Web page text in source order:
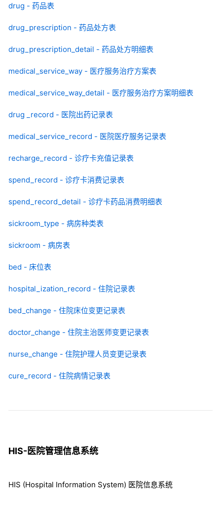
drug - 药品表
drug_prescription - 药品处方表
drug_prescription_detail - 药品处方明细表
medical_service_way - 医疗服务治疗方案表
medical_service_way_detail - 医疗服务治疗方案明细表
drug _record - 医院出药记录表
medical_service_record - 医院医疗服务记录表
recharge_record - 诊疗卡充值记录表
spend_record - 诊疗卡消费记录表
spend_record_detail - 诊疗卡药品消费明细表
sickroom_type - 病房种类表
sickroom - 病房表
bed - 床位表
hospital_ization_record - 住院记录表
bed_change - 住院床位变更记录表
doctor_change - 住院主治医师变更记录表
nurse_change - 住院护理人员变更记录表
cure_record - 住院病情记录表
HIS-医院管理信息系统
HIS (Hospital Information System) 医院信息系统